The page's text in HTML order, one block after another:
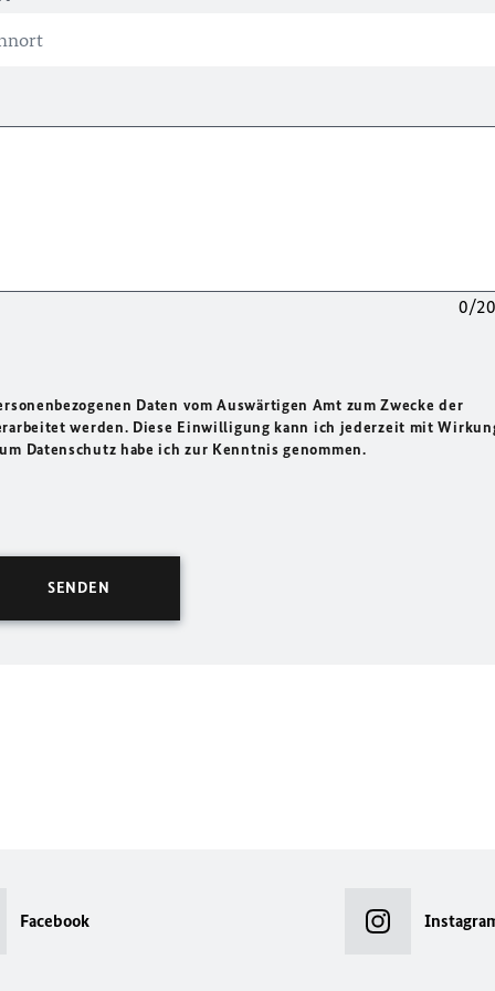
0/
Daten vom Auswärtigen Amt zum Zwecke der
werden. Diese Einwilligung kann ich jederzeit mit
Datenschutz habe ich zur Kenntnis genommen.
Facebook